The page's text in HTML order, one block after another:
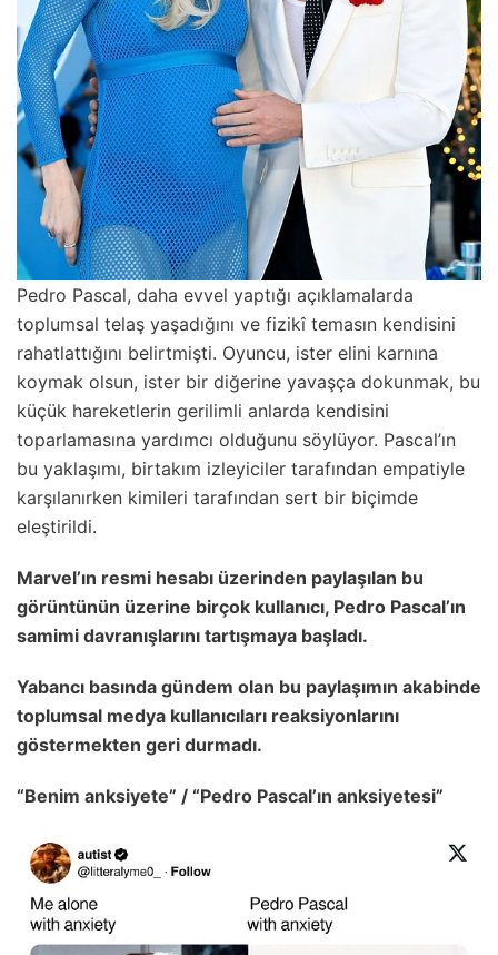
Pedro Pascal, daha evvel yaptığı açıklamalarda
toplumsal telaş yaşadığını ve fizikî temasın kendisini
rahatlattığını belirtmişti. Oyuncu, ister elini karnına
koymak olsun, ister bir diğerine yavaşça dokunmak, bu
küçük hareketlerin gerilimli anlarda kendisini
toparlamasına yardımcı olduğunu söylüyor. Pascal’ın
bu yaklaşımı, birtakım izleyiciler tarafından empatiyle
karşılanırken kimileri tarafından sert bir biçimde
eleştirildi.
Marvel’ın resmi hesabı üzerinden paylaşılan bu
görüntünün üzerine birçok kullanıcı, Pedro Pascal’ın
samimi davranışlarını tartışmaya başladı.
Yabancı basında gündem olan bu paylaşımın akabinde
toplumsal medya kullanıcıları reaksiyonlarını
göstermekten geri durmadı.
“Benim anksiyete” / “Pedro Pascal’ın anksiyetesi”